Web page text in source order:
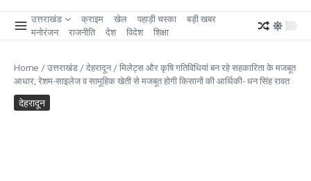
उत्तराखंड क्राइम खेल पहाड़ी चस्का
बड़ी खबर
मनोरंजन
राजनीति देश विदेश शिक्षा
Home /उत्तराखंड /देहरादून/मिलेट्स और कृषि गतिविधियां बन रहे सहकारिता के मजबूत
आधार, रेशम-साइलेज व सामूहिक खेती से मजबूत होगी किसानों की आर्थिकी- धन सिंह रावत
देहरादून